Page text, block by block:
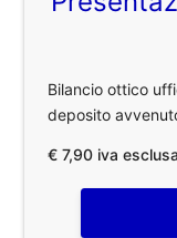
Bilancio ottico
deposito
€ 7,90 iva esclusa